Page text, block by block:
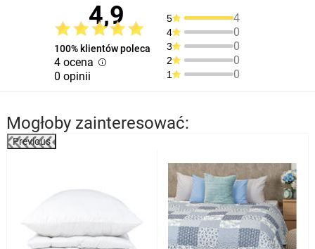
4,9
100% klientów poleca
4 ocena
0 opinii
5 4
4 0
3 0
2 0
1 0
Mogłoby zainteresować:
Previous